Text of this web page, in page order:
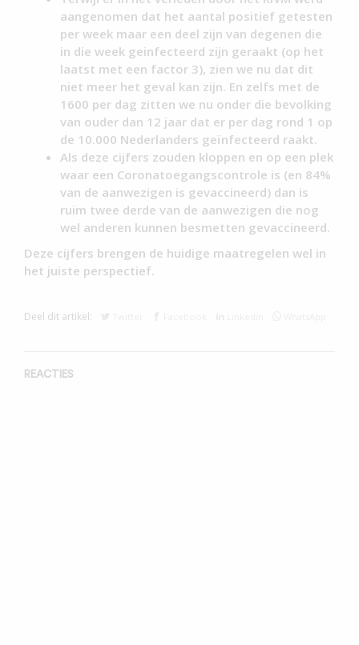
aangenomen dat het aantal positief getesten
per week maar een deel zijn van degenen die
in die week geinfecteerd zijn geraakt (op het
laatst met een factor 3), zien we nu dat dit
niet meer het geval kan zijn. En zelfs met de
1600 per dag zitten we nu onder die bevolking
van ouder dan 12 jaar dat er per dag rond 1 op
de 10.000 Nederlanders geïnfecteerd raakt.
Als deze cijfers zouden kloppen en op een plek
waar een Coronatoegangscontrole is (en 84%
van de aanwezigen is gevaccineerd) dan is
ruim twee derde van de aanwezigen die nog
wel anderen kunnen besmetten gevaccineerd.
Deze cijfers brengen de huidige maatregelen wel in
het juiste perspectief.
Deel dit artikel:
REACTIES